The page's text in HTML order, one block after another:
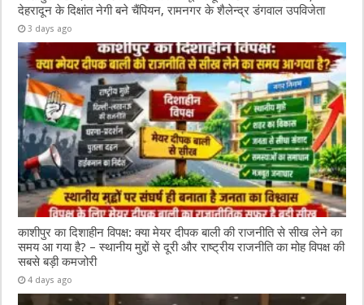
देहरादून के दिक्षांत नेगी बने चैंपियन, रामनगर के शैलेन्द्र डंगवाल उपविजेता
3 days ago
काशीपुर का दिशाहीन विपक्ष: क्या मेयर दीपक बाली की राजनीति से सीख लेने का
समय आ गया है? – स्थानीय मुद्दों से दूरी और राष्ट्रीय राजनीति का मोह विपक्ष की
सबसे बड़ी कमजोरी
4 days ago